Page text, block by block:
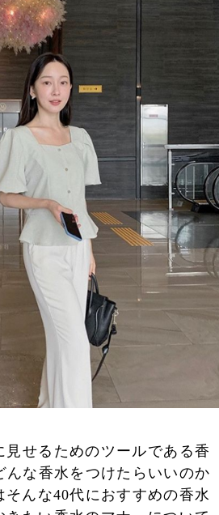
見せるためのツールである香
んな香水をつけたらいいのか
んな40代におすすめの香水